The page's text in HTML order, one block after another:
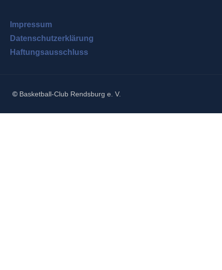
Impressum
Datenschutzerklärung
Haftungsausschluss
© Basketball-Club Rendsburg e. V.